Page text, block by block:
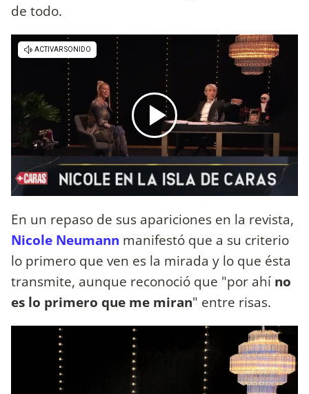
de todo.
En un repaso de sus apariciones en la revista,
Nicole Neumann manifestó que a su criterio
lo primero que ven es la mirada y lo que ésta
transmite, aunque reconoció que "por ahí no
es lo primero que me miran" entre risas.